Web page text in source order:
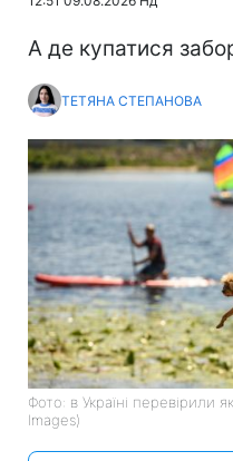
А де купатися
ТЕТЯНА СТЕПАНОВА
Фото: в Україні перевірили
Images)